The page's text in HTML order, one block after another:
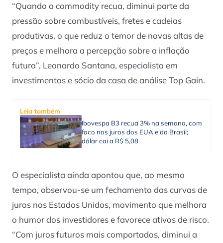
“Quando a commodity recua, diminui parte da
pressão sobre combustíveis, fretes e cadeias
produtivas, o que reduz o temor de novas altas de
preços e melhora a percepção sobre a inflação
futura”, Leonardo Santana, especialista em
investimentos e sócio da casa de análise Top Gain.
Leia também
Ibovespa B3 recua 3% na semana, com
foco nos juros dos EUA e do Brasil;
dólar cai a R$ 5,08
O especialista ainda apontou que, ao mesmo
tempo, observou-se um fechamento das curvas de
juros nos Estados Unidos, movimento que melhora
o humor dos investidores e favorece ativos de risco.
“Com juros futuros mais comportados, diminui a